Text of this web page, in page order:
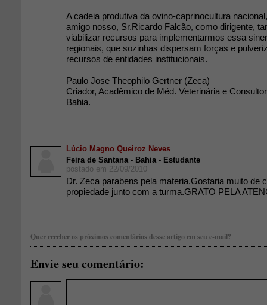
A cadeia produtiva da ovino-caprinocultura
amigo nosso, Sr.Ricardo Falcão, como dirigente,
viabilizar recursos para implementarmos essa
regionais, que sozinhas dispersam forças e
recursos de entidades institucionais.
Paulo Jose Theophilo Gertner (Zeca)
Criador, Acadêmico de Méd. Veterinária e
Bahia.
Lúcio Magno Queiroz Neves
Feira de Santana - Bahia - Estudante
postado em 22/09/2010
Dr. Zeca parabens pela materia.Gostaria muito de
propiedade junto com a turma.GRATO PELA
Quer receber os próximos comentários desse artigo em seu e-mail?
Envie seu comentário: